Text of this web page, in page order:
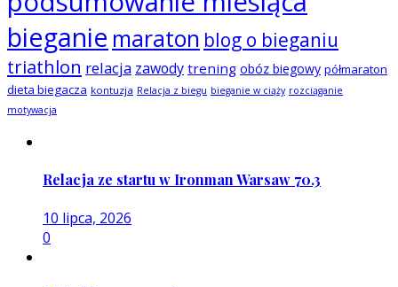
bieganie maraton blog o bieganiu
triathlon relacja zawody trening obóz biegowy półmaraton
dieta biegacza kontuzja Relacja z biegu bieganie w ciąży rozciąganie
motywacja
Relacja ze startu w Ironman Warsaw 70.3
10 lipca, 2026
0